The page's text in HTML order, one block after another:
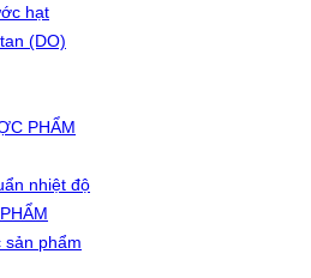
hạt
(DO)
PHẨM
nhiệt độ
sản phẩm